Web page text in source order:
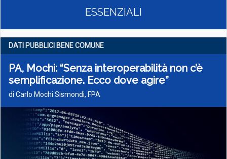
ESSENZIALI
DATI PUBBLICI BENE COMUNE
PA, Mochi: “Senza interoperabilità non c’è
semplificazione. Ecco dove agire”
di Carlo Mochi Sismondi, FPA